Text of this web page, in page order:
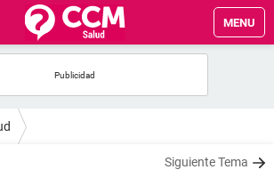
MENU
Siguiente Tema